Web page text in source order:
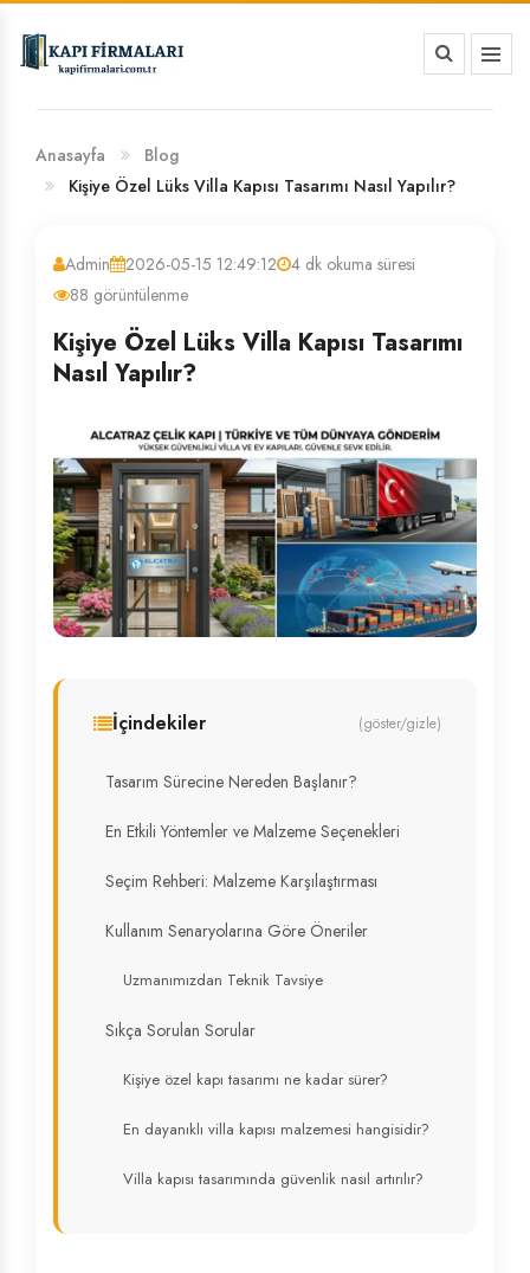
BANKA HESAP NUMARALARIMIZ
Anasayfa
Blog
Kişiye Özel Lüks Villa Kapısı Tasarımı Nasıl Yapılır?
Admin 2026-05-15 12:49:12
4 dk okuma süresi
88 görüntülenme
Kişiye Özel Lüks Villa Kapısı Tasarımı
Nasıl Yapılır?
İçindekiler (göster/gizle)
Tasarım Sürecine Nereden Başlanır?
En Etkili Yöntemler ve Malzeme Seçenekleri
Seçim Rehberi: Malzeme Karşılaştırması
Kullanım Senaryolarına Göre Öneriler
Uzmanımızdan Teknik Tavsiye
Sıkça Sorulan Sorular
Kişiye özel kapı tasarımı ne kadar sürer?
En dayanıklı villa kapısı malzemesi hangisidir?
Villa kapısı tasarımında güvenlik nasıl artırılır?